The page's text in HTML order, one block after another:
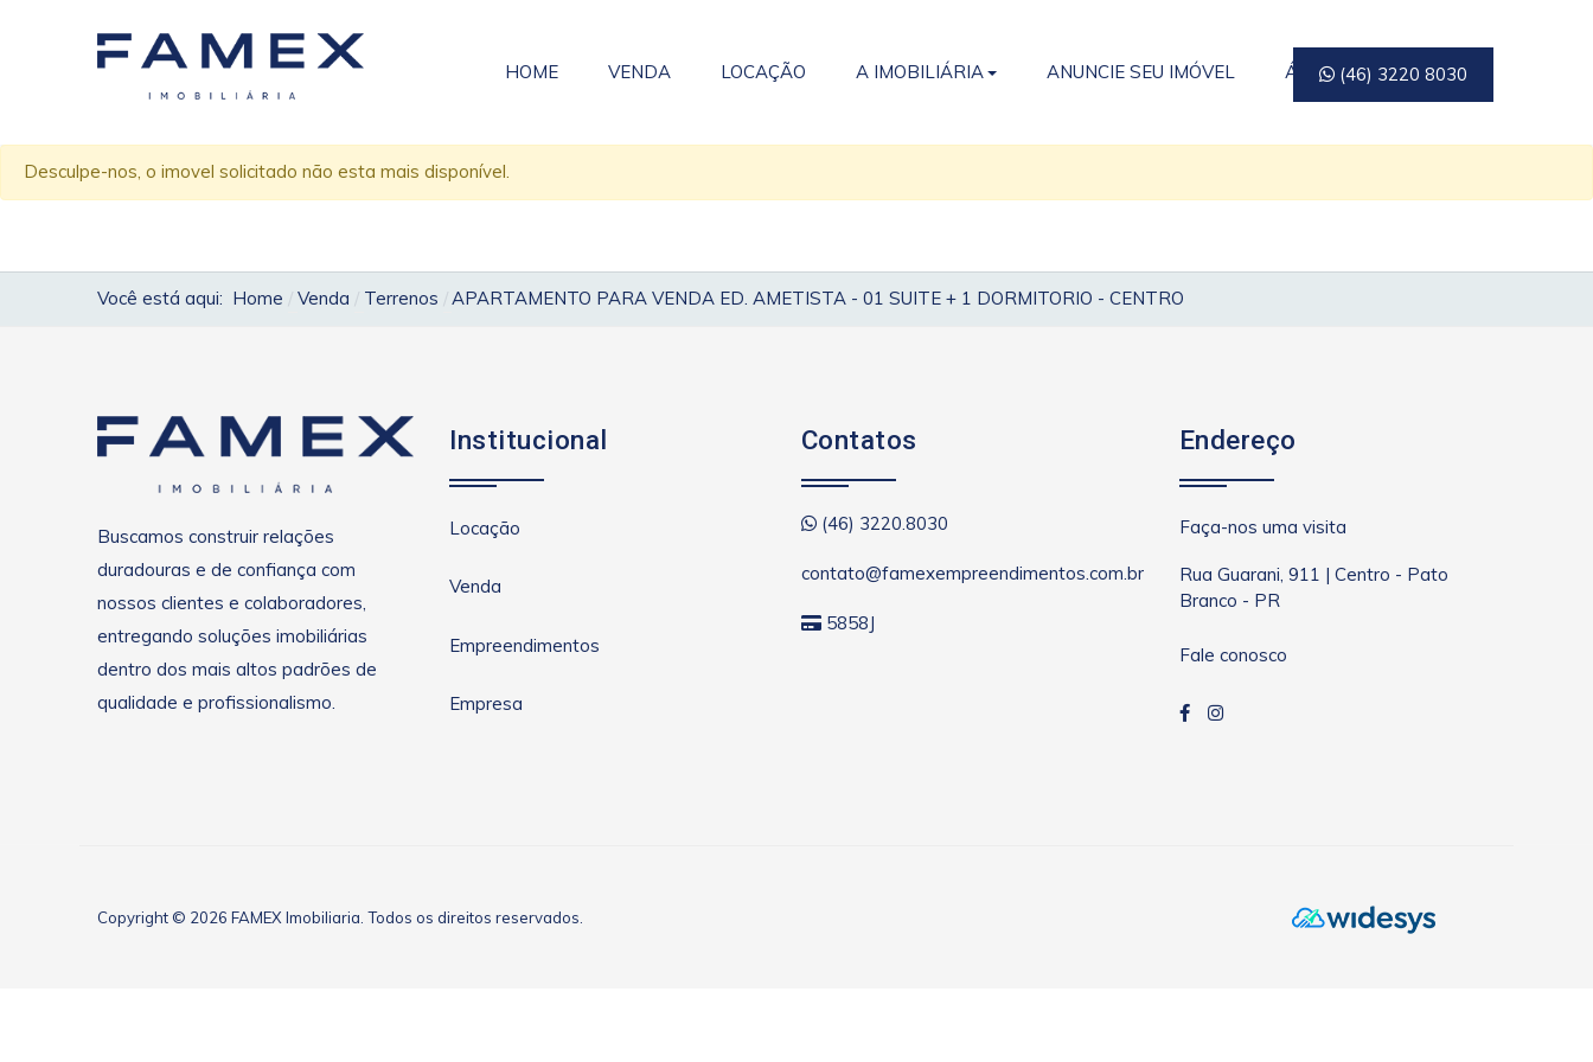
HOME VENDA LOCAÇÃO A IMOBILIÁRIA ANUNCIE SEU IMÓVEL ÁREA DO CLIENTE
(46) 3220 8030
Desculpe-nos, o imovel solicitado não esta mais disponível.
Você está aqui: Home Venda Terrenos APARTAMENTO PARA VENDA ED. AMETISTA - 01 SUITE + 1 DORMITORIO - CENTRO
Buscamos construir relações
duradouras e de confiança com
nossos clientes e colaboradores,
entregando soluções imobiliárias
dentro dos mais altos padrões de
qualidade e profissionalismo.
Institucional
Locação
Venda
Empreendimentos
Empresa
Contatos
(46) 3220.8030
contato@famexempreendimentos.com.br
5858J
Endereço
Faça-nos uma visita
Rua Guarani, 911 | Centro - Pato
Branco - PR
Fale conosco
Copyright © 2026 FAMEX Imobiliaria. Todos os direitos reservados.